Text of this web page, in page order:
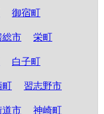
御宿町
総市 栄町
白子町
町 習志野市
道市 神崎町